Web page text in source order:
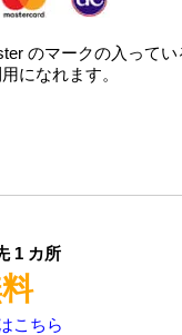
のマークの入ってい
になれます。
1 カ所
こちら